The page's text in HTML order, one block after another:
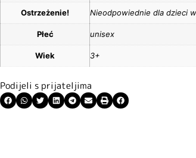
Ostrzeżenie! Nieodpowiednie dla dzieci
Płeć unisex
Wiek 3+
Podijeli s prijateljima